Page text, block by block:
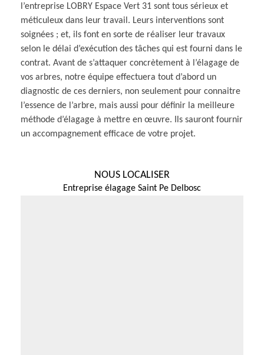
l’entreprise LOBRY Espace Vert 31 sont tous sérieux et
méticuleux dans leur travail. Leurs interventions sont
soignées ; et, ils font en sorte de réaliser leur travaux
selon le délai d’exécution des tâches qui est fourni dans le
contrat. Avant de s’attaquer concrètement à l’élagage de
vos arbres, notre équipe effectuera tout d’abord un
diagnostic de ces derniers, non seulement pour connaitre
l’essence de l’arbre, mais aussi pour définir la meilleure
méthode d’élagage à mettre en œuvre. Ils sauront fournir
un accompagnement efficace de votre projet.
NOUS LOCALISER
Entreprise élagage Saint Pe Delbosc